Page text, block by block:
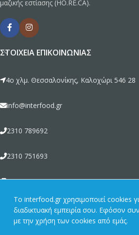
μαζικής εστίασης (HO.RE.CA).
ΣΤΟΙΧΕΊΑ ΕΠΙΚΟΙΝΩΝΊΑΣ
4ο χλμ. Θεσσαλονίκης, Καλοχώρι 546 28
info@interfood.gr
2310 789692
2310 751693
2310 789464
ΣΧΕΤΙΚΆ ΜΕ ΕΜΆΣ
To interfood.gr χρησιμοποιεί cookies
διαδικτυακή εμπειρία σου. Εφόσον
με την χρήση των cookies από εμάς.